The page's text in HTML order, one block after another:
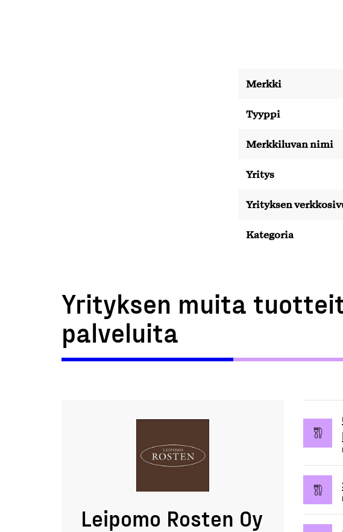
Merkki
Tyyppi
Merkkiluvan nimi
Yritys
Yrityksen
Kategoria
Yrityksen muita
palveluita
Leipomo Rosten Oy